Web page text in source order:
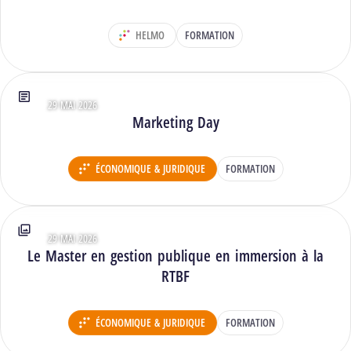
DÉPARTEMENT :
HELMO FORMATION
Marketing Day
Type : Articles
29 MAI 2026
DÉPARTEMENT :
ÉCONOMIQUE & JURIDIQUE FORMATION
Le Master en gestion publique en immersion à la
RTBF
Type : Photos
29 MAI 2026
DÉPARTEMENT :
ÉCONOMIQUE & JURIDIQUE FORMATION